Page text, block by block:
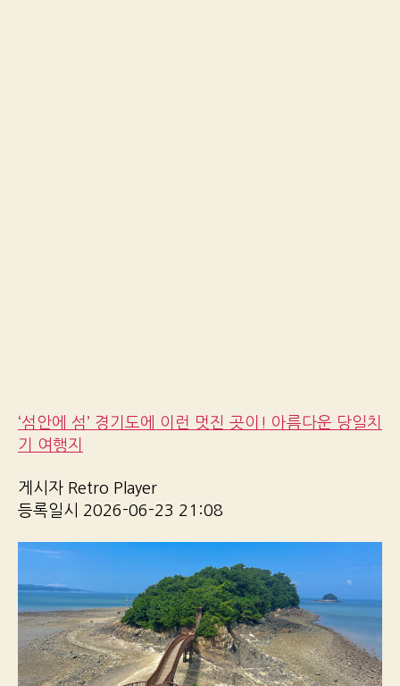
‘섬안에 섬’ 경기도에 이런 멋진 곳이! 아름다운 당일치
기 여행지
게시자 Retro Player
등록일시 2026-06-23 21:08